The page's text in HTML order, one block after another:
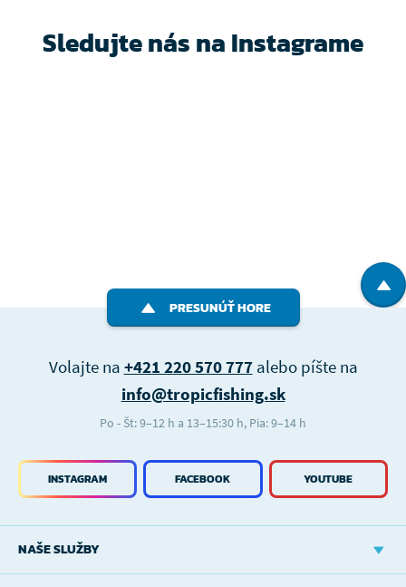
Sledujte nás na Instagrame
PRESUNÚŤ HORE
NAŠE SLUŽBY
INSTAGRAM FACEBOOK YOUTUBE
Volajte na +421 220 570 777alebo píšte na
info@tropicfishing.sk
Po - Št: 9–12 h a 13–15:30 h, Pia: 9–14 h